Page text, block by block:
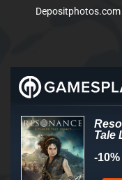
Depositphotos.com